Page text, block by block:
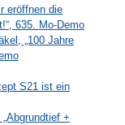
eröffnen die
635. Mo-Demo
„100 Jahre
S21 ist ein
+